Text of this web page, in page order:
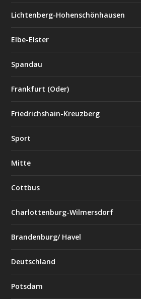
Lichtenberg-Hohenschönhausen
Elbe-Elster
Spandau
Frankfurt (Oder)
Friedrichshain-Kreuzberg
Sport
Mitte
Cottbus
Charlottenburg-Wilmersdorf
Brandenburg/ Havel
Deutschland
Potsdam